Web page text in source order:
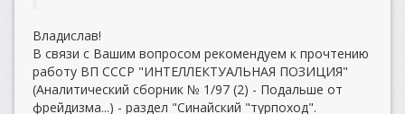
Владислав!
В связи с Вашим вопросом рекомендуем к прочтению
работу ВП СССР "ИНТЕЛЛЕКТУАЛЬНАЯ ПОЗИЦИЯ"
(Аналитический сборник № 1/97 (2) - Подальше от
фрейдизма...) - раздел "Синайский "турпоход".